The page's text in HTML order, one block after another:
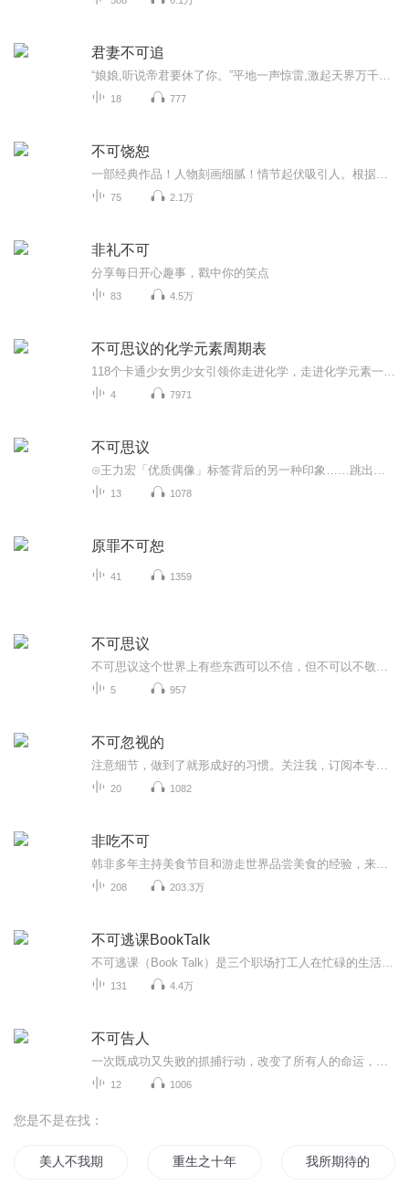
君妻不可追
18 777
不可饶恕
75 2.1万
非礼不可
分享每日开心趣事，戳中你的笑点
83 4.5万
不可思议的化学元素周期表
4 7971
不可思议
13 1078
原罪不可恕
41 1359
不可思议
5 957
不可忽视的
20 1082
非吃不可
208 203.3万
不可逃课BookTalk
131 4.4万
不可告人
12 1006
您是不是在找：
美人不我期 重生之十年之期 我所期待的世界